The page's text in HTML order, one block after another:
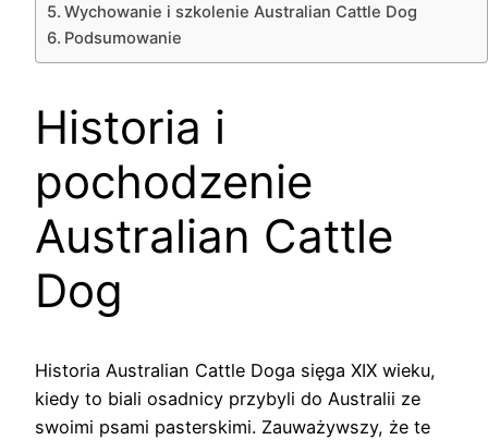
Wychowanie i szkolenie Australian Cattle Dog
Podsumowanie
Historia i
pochodzenie
Australian Cattle
Dog
Historia Australian Cattle Doga sięga XIX wieku,
kiedy to biali osadnicy przybyli do Australii ze
swoimi psami pasterskimi. Zauważywszy, że te